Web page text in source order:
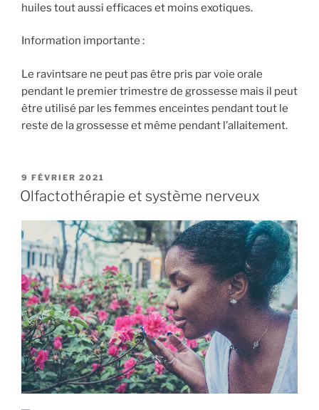
huiles tout aussi efficaces et moins exotiques.
Information importante :
Le ravintsare ne peut pas être pris par voie orale
pendant le premier trimestre de grossesse mais il peut
être utilisé par les femmes enceintes pendant tout le
reste de la grossesse et même pendant l’allaitement.
PUBLIÉ
LE
9 FÉVRIER 2021
Olfactothérapie et système nerveux